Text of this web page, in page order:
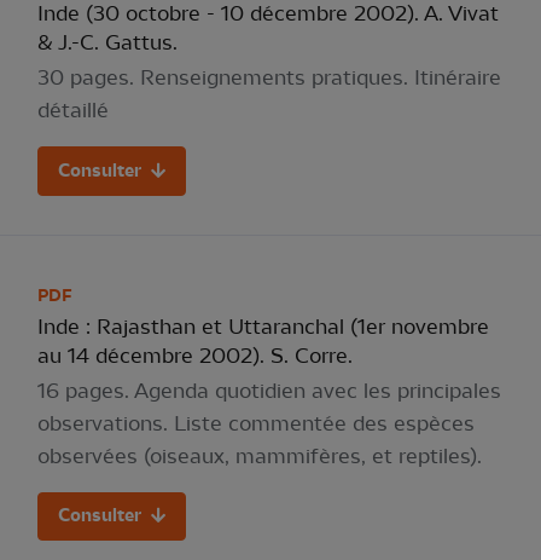
Inde (30 octobre - 10 décembre 2002). A. Vivat
& J.-C. Gattus.
30 pages. Renseignements pratiques. Itinéraire
détaillé
Consulter
PDF
Inde : Rajasthan et Uttaranchal (1er novembre
au 14 décembre 2002). S. Corre.
16 pages. Agenda quotidien avec les principales
observations. Liste commentée des espèces
observées (oiseaux, mammifères, et reptiles).
Consulter